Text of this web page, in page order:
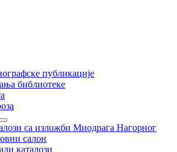
публикације
библиотеке
са изложби Миодрага Нагорног
салон
каталози